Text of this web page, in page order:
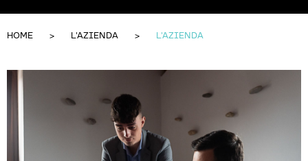
HOME L'AZIENDA L'AZIENDA